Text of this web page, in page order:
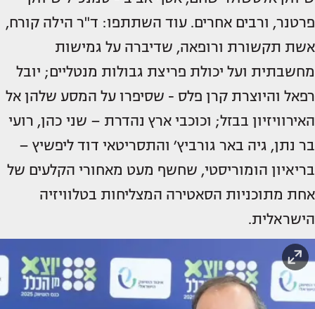
פרטנר, ורבים אחרים. עוד השתתפו: ד"ר הילה קורח,
אשת תקשורת ורופאה, שדיברה על גמישות
מחשבתית ועל יכולת פריצת גבולות מנטליים; יובל
רפאל והיוצרת קרן פלס - שסיפרו על המסע שלהן אל
האירוויזיון בבזל; וכוכבי ארץ נהדרת – שני כהן, רועי
בר נתן, גיה באר גורביץ׳ והתסריטאי דוד ליפשיץ –
בריאיון הומוריסטי, שחשף מעט מאחורי הקלעים של
אחת מתוכניות הסאטירה המצליחות בטלוויזיה
הישראלית.